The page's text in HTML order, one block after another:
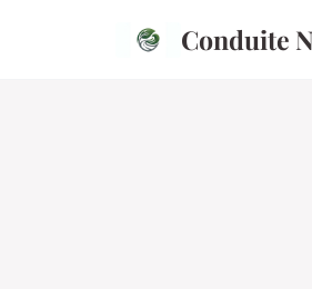
Conduite